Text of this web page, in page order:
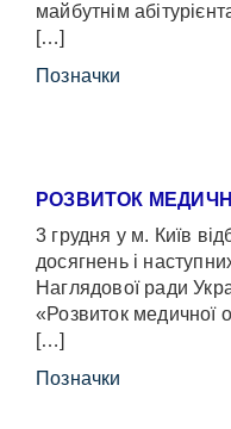
майбутнім
[…]
Позначки
РОЗВИТОК
3 грудня у м. Київ
досягнень і
Наглядової ради
«Розвиток медичної
[…]
Позначки